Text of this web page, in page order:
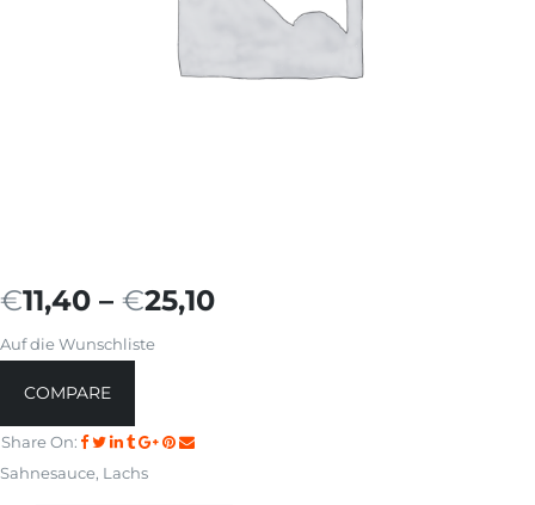
€11,40 – €25,10
Auf die Wunschliste
COMPARE
Share On:
Sahnesauce, Lachs